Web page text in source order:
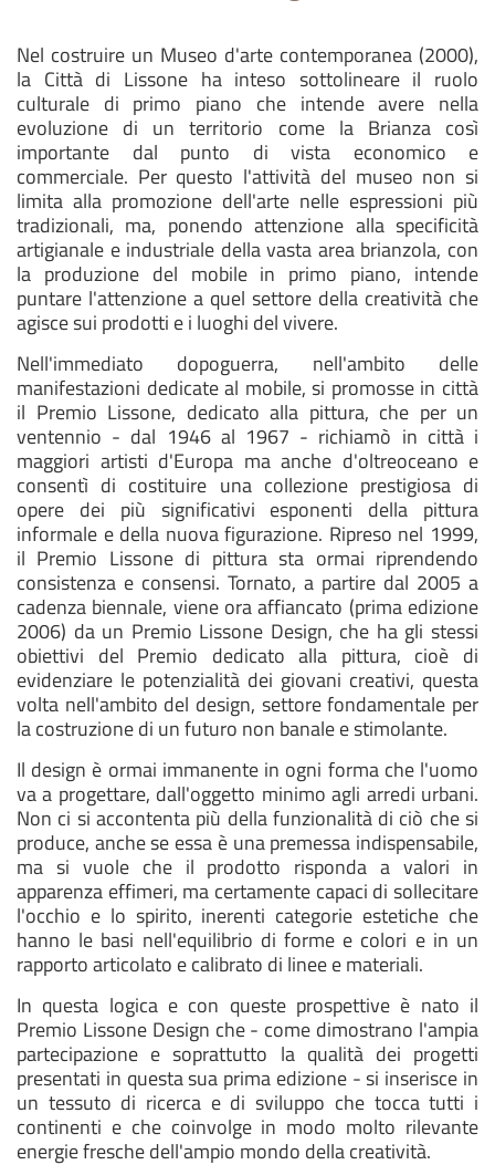
Nel costruire un Museo d'arte contemporanea (2000),
la Città di Lissone ha inteso sottolineare il ruolo
culturale di primo piano che intende avere nella
evoluzione di un territorio come la Brianza così
importante dal punto di vista economico e
commerciale. Per questo l'attività del museo non si
limita alla promozione dell'arte nelle espressioni più
tradizionali, ma, ponendo attenzione alla specificità
artigianale e industriale della vasta area brianzola, con
la produzione del mobile in primo piano, intende
puntare l'attenzione a quel settore della creatività che
agisce sui prodotti e i luoghi del vivere.
Nell'immediato dopoguerra, nell'ambito delle
manifestazioni dedicate al mobile, si promosse in città
il Premio Lissone, dedicato alla pittura, che per un
ventennio - dal 1946 al 1967 - richiamò in città i
maggiori artisti d'Europa ma anche d'oltreoceano e
consentì di costituire una collezione prestigiosa di
opere dei più significativi esponenti della pittura
informale e della nuova figurazione. Ripreso nel 1999,
il Premio Lissone di pittura sta ormai riprendendo
consistenza e consensi. Tornato, a partire dal 2005 a
cadenza biennale, viene ora affiancato (prima edizione
2006) da un Premio Lissone Design, che ha gli stessi
obiettivi del Premio dedicato alla pittura, cioè di
evidenziare le potenzialità dei giovani creativi, questa
volta nell'ambito del design, settore fondamentale per
la costruzione di un futuro non banale e stimolante.
Il design è ormai immanente in ogni forma che l'uomo
va a progettare, dall'oggetto minimo agli arredi urbani.
Non ci si accontenta più della funzionalità di ciò che si
produce, anche se essa è una premessa indispensabile,
ma si vuole che il prodotto risponda a valori in
apparenza effimeri, ma certamente capaci di sollecitare
l'occhio e lo spirito, inerenti categorie estetiche che
hanno le basi nell'equilibrio di forme e colori e in un
rapporto articolato e calibrato di linee e materiali.
In questa logica e con queste prospettive è nato il
Premio Lissone Design che - come dimostrano l'ampia
partecipazione e soprattutto la qualità dei progetti
presentati in questa sua prima edizione - si inserisce in
un tessuto di ricerca e di sviluppo che tocca tutti i
continenti e che coinvolge in modo molto rilevante
energie fresche dell'ampio mondo della creatività.